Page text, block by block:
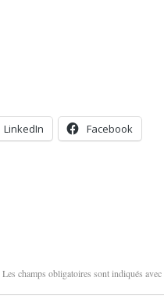
LinkedIn Facebook
Les champs obligatoires sont indiqués avec